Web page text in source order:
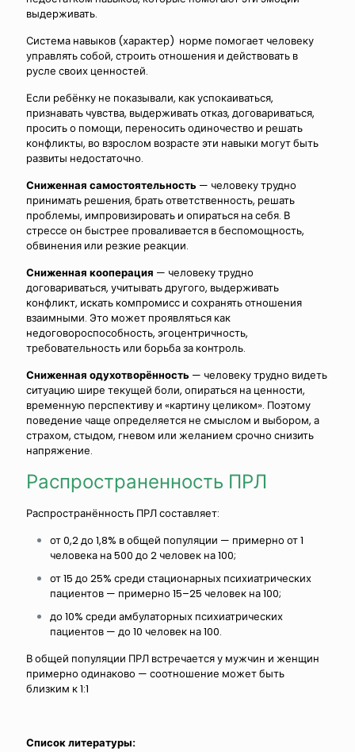
выдерживать.
Система навыков (характер) норме помогает человеку
управлять собой, строить отношения и действовать в
русле своих ценностей.
Если ребёнку не показывали, как успокаиваться,
признавать чувства, выдерживать отказ, договариваться,
просить о помощи, переносить одиночество и решать
конфликты, во взрослом возрасте эти навыки могутбыть
развиты недостаточно.
Сниженная самостоятельность — человеку трудно
принимать решения, брать ответственность, решать
проблемы, импровизировать и опираться на себя. В
стрессе он быстрее проваливается в беспомощность,
обвинения или резкие реакции.
Сниженная кооперация — человеку трудно
договариваться, учитывать другого, выдерживать
конфликт, искать компромисс и сохранять отношения
взаимными. Это может проявляться как
недоговороспособность, эгоцентричность,
требовательность или борьба за контроль.
Сниженная одухотворённость — человеку трудно видеть
ситуацию шире текущей боли, опираться на ценности,
временную перспективу и «картину целиком». Поэтому
поведение чаще определяется не смыслом и выбором, а
страхом, стыдом, гневом или желанием срочно снизить
напряжение.
Распространенность ПРЛ
Распространённость ПРЛ составляет:
от 0,2 до 1,8% в общей популяции — примерно от 1
человека на 500 до 2 человек на 100;
от 15 до 25% среди стационарных психиатрических
пациентов — примерно 15–25 человек на 100;
до 10% среди амбулаторных психиатрических
пациентов — до 10 человек на 100.
В общей популяции ПРЛ встречается у мужчин и женщин
примерно одинаково — соотношение может быть
близким к 1:1
Список литературы: